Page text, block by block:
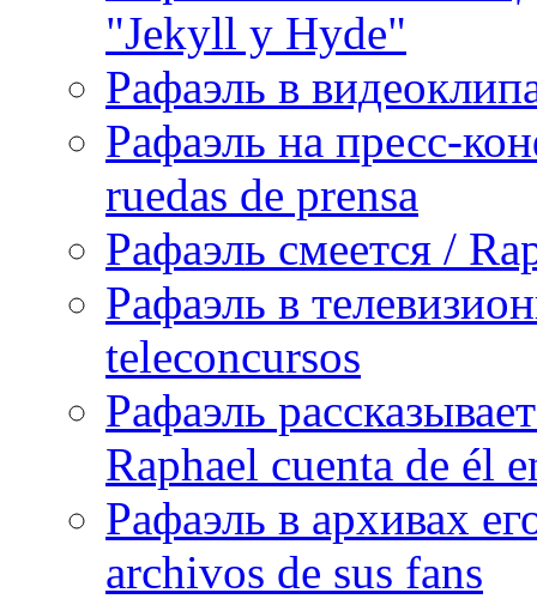
"Jekyll y Hyde"
Рафаэль в
Рафаэль на пресс-
ruedas de prensa
Рафаэль смеется /
Рафаэль в
teleconcursos
Рафаэль
Raphael cuenta de él
Рафаэль в архивах
archivos de sus fans